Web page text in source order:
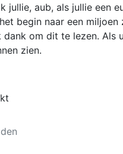
jullie, aub, als jullie een
begin naar een
dank om dit te lezen. Als
zien.